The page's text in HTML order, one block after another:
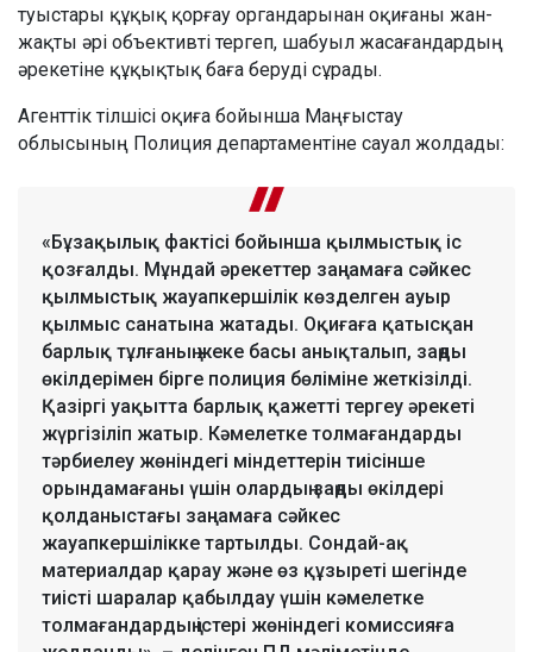
туыстары құқық қорғау органдарынан оқиғаны жан-
жақты әрі объективті тергеп, шабуыл жасағандардың
әрекетіне құқықтық баға беруді сұрады.
Агенттік тілшісі оқиға бойынша Маңғыстау
облысының Полиция департаментіне сауал жолдады:
«Бұзақылық фактісі бойынша қылмыстық іс
қозғалды. Мұндай әрекеттер заңнамаға сәйкес
қылмыстық жауапкершілік көзделген ауыр
қылмыс санатына жатады. Оқиғаға қатысқан
барлық тұлғаның жеке басы анықталып, заңды
өкілдерімен бірге полиция бөліміне жеткізілді.
Қазіргі уақытта барлық қажетті тергеу әрекеті
жүргізіліп жатыр. Кәмелетке толмағандарды
тәрбиелеу жөніндегі міндеттерін тиісінше
орындамағаны үшін олардың заңды өкілдері
қолданыстағы заңнамаға сәйкес
жауапкершілікке тартылды. Сондай-ақ
материалдар қарау және өз құзыреті шегінде
тиісті шаралар қабылдау үшін кәмелетке
толмағандардың істері жөніндегі комиссияға